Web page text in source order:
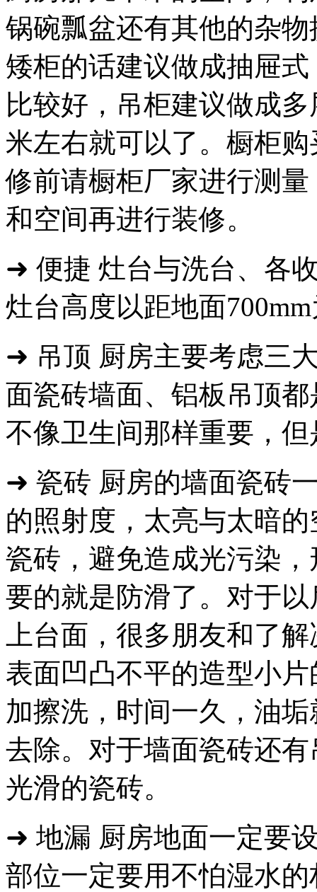
锅碗瓢盆还有其他的杂
矮柜的话建议做成抽屉
比较好，吊柜建议做成
米左右就可以了。橱柜
修前请橱柜厂家进行测
和空间再进行装修。
➜ 便捷 灶台与洗台、各
灶台高度以距地面
➜ 吊顶 厨房主要考虑三
面瓷砖墙面、铝板吊顶
不像卫生间那样重要，
➜ 瓷砖 厨房的墙面瓷砖
的照射度，太亮与太暗
瓷砖，避免造成光污染
要的就是防滑了。对于
上台面，很多朋友和了
表面凹凸不平的造型小
加擦洗，时间一久，油
去除。对于墙面瓷砖还
光滑的瓷砖。
➜ 地漏 厨房地面一定要
部位一定要用不怕湿水的